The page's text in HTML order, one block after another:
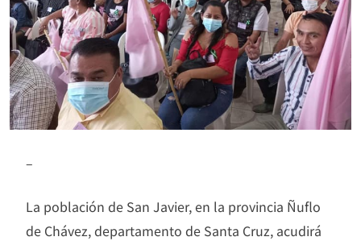
–
La población de San Javier, en la provincia Ñuflo
de Chávez, departamento de Santa Cruz, acudirá